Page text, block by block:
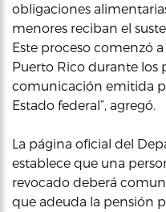
obligaciones
menores reciban el
Este proceso comenzó
Puerto Rico durante los
comunicación emitida
Estado federal”, agregó.
La página oficial del
establece que una
revocado deberá
que adeuda la pensión